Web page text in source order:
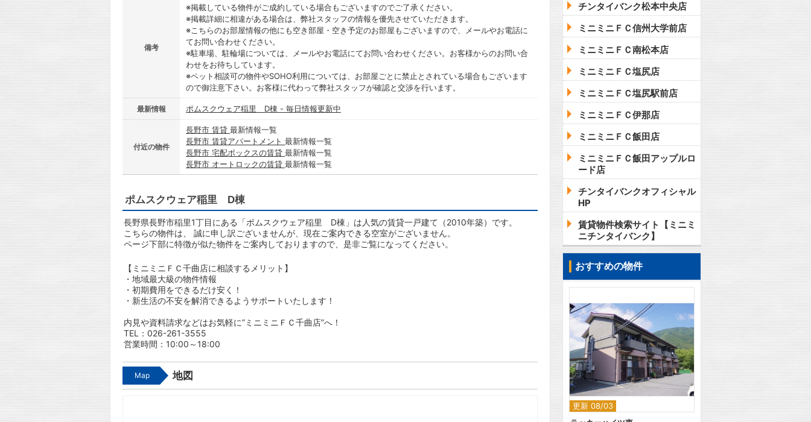
備考
※掲載している物件がご成約している場合もございますのでご了承ください。
※掲載詳細に相違がある場合は、弊社スタッフの情報を優先させていただきます。
※こちらのお部屋情報の他にも空き部屋・空き予定のお部屋もございますので、メールやお電話に
てお問い合わせください。
※駐車場、駐輪場については、メールやお電話にてお問い合わせください。お客様からのお問い合
わせをお待ちしています。
※ペット相談可の物件やSOHO利用については、お部屋ごとに禁止とされている場合もございます
ので御注意下さい。お客様に代わって弊社スタッフが確認と交渉を行います。
最新情報 ポムスクウェア稲里 D棟 - 毎日情報更新中
付近の物件
長野市 賃貸 最新情報一覧
長野市 賃貸アパートメント 最新情報一覧
長野市 宅配ボックスの賃貸 最新情報一覧
長野市 オートロックの賃貸 最新情報一覧
ポムスクウェア稲里 D棟
長野県長野市稲里1丁目にある「ポムスクウェア稲里 D棟」は人気の賃貸一戸建て（2010年築）です。
こちらの物件は、 誠に申し訳ございませんが、現在ご案内できる空室がございません。
ページ下部に特徴が似た物件をご案内しておりますので、是非ご覧になってください。
【ミニミニＦＣ千曲店に相談するメリット】
・地域最大級の物件情報
・初期費用をできるだけ安く！
・新生活の不安を解消できるようサポートいたします！
内見や資料請求などはお気軽に”ミニミニＦＣ千曲店”へ！
TEL：026-261-3555
営業時間：10:00～18:00
Map 地図
チンタイバンク松本中央店
ミニミニＦＣ信州大学前店
ミニミニＦＣ南松本店
ミニミニＦＣ塩尻店
ミニミニＦＣ塩尻駅前店
ミニミニＦＣ伊那店
ミニミニＦＣ飯田店
ミニミニＦＣ飯田アップルロ
ード店
チンタイバンクオフィシャル
HP
賃貸物件検索サイト【ミニミ
ニチンタイバンク】
おすすめの物件
更新 08/03
2